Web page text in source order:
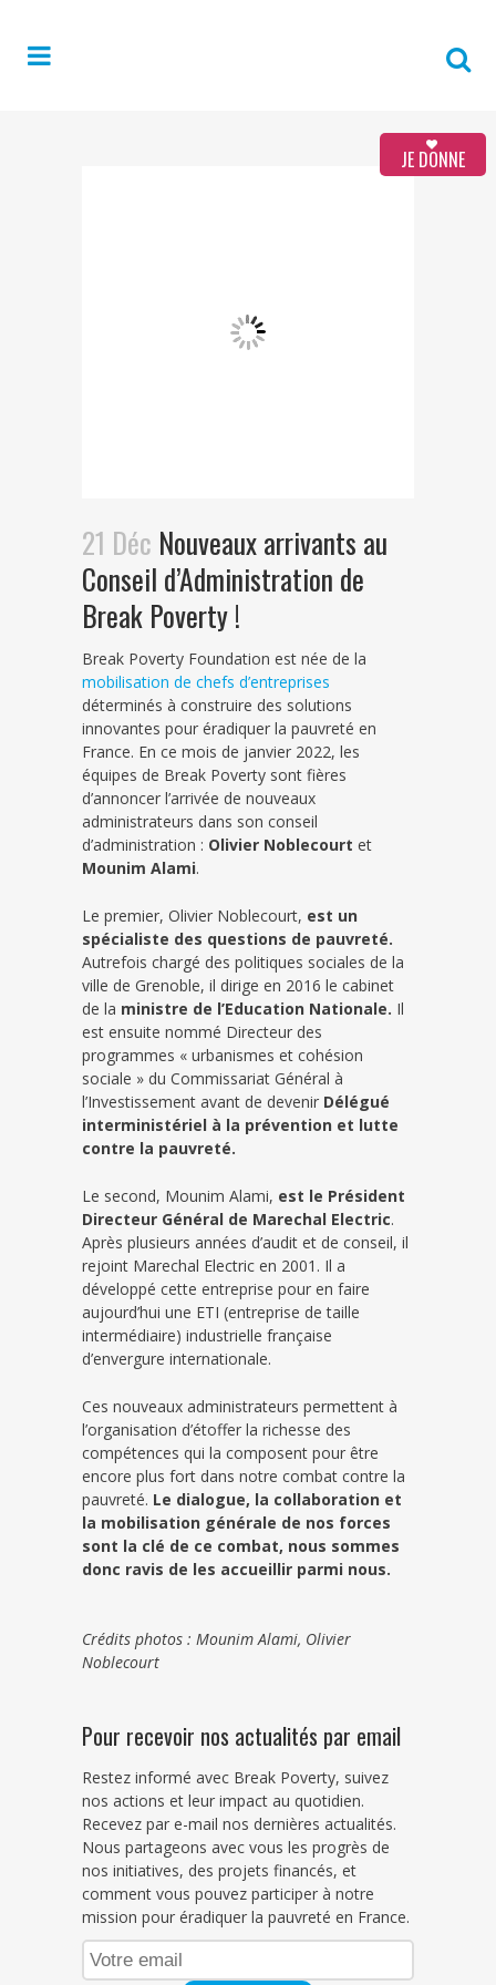
JE DONNE
21 Déc Nouveaux arrivants au
Conseil d’Administration de
Break Poverty !
Break Poverty Foundation est née de la
mobilisation de chefs d’entreprises
déterminés à construire des solutions
innovantes pour éradiquer la pauvreté en
France. En ce mois de janvier 2022, les
équipes de Break Poverty sont fières
d’annoncer l’arrivée de nouveaux
administrateurs dans son conseil
d’administration : Olivier Noblecourt et
Mounim Alami.
Le premier, Olivier Noblecourt, est un
spécialiste des questions de pauvreté.
Autrefois chargé des politiques sociales de la
ville de Grenoble, il dirige en 2016 le cabinet
de la ministre de l’Education Nationale. Il
est ensuite nommé Directeur des
programmes « urbanismes et cohésion
sociale » du Commissariat Général à
l’Investissement avant de devenir Délégué
interministériel à la prévention et lutte
contre la pauvreté.
Le second, Mounim Alami, est le Président
Directeur Général de Marechal Electric.
Après plusieurs années d’audit et de conseil, il
rejoint Marechal Electric en 2001. Il a
développé cette entreprise pour en faire
aujourd’hui une ETI (entreprise de taille
intermédiaire) industrielle française
d’envergure internationale.
Ces nouveaux administrateurs permettent à
l’organisation d’étoffer la richesse des
compétences qui la composent pour être
encore plus fort dans notre combat contre la
pauvreté. Le dialogue, la collaboration et
la mobilisation générale de nos forces
sont la clé de ce combat, nous sommes
donc ravis de les accueillir parmi nous.
Crédits photos : Mounim Alami, Olivier
Noblecourt
Pour recevoir nos actualités par email
Restez informé avec Break Poverty, suivez
nos actions et leur impact au quotidien.
Recevez par e-mail nos dernières actualités.
Nous partageons avec vous les progrès de
nos initiatives, des projets financés, et
comment vous pouvez participer à notre
mission pour éradiquer la pauvreté en France.